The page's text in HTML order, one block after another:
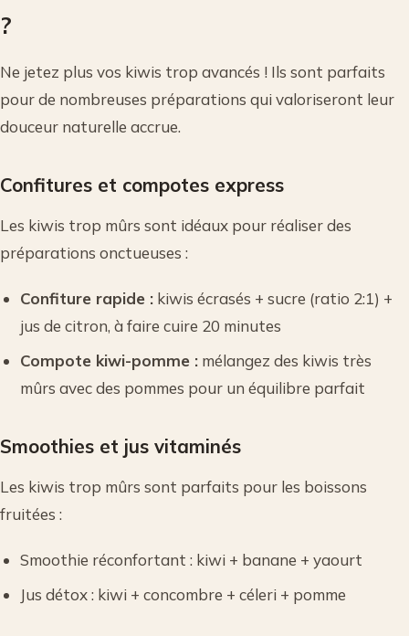
?
Ne jetez plus vos kiwis trop avancés ! Ils sont parfaits
pour de nombreuses préparations qui valoriseront leur
douceur naturelle accrue.
Confitures et compotes express
Les kiwis trop mûrs sont idéaux pour réaliser des
préparations onctueuses :
Confiture rapide : kiwis écrasés + sucre (ratio 2:1) +
jus de citron, à faire cuire 20 minutes
Compote kiwi-pomme : mélangez des kiwis très
mûrs avec des pommes pour un équilibre parfait
Smoothies et jus vitaminés
Les kiwis trop mûrs sont parfaits pour les boissons
fruitées :
Smoothie réconfortant : kiwi + banane + yaourt
Jus détox : kiwi + concombre + céleri + pomme